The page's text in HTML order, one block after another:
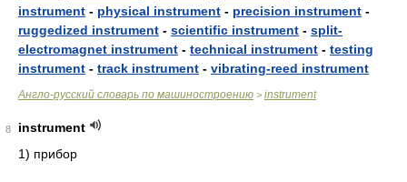
instrument - physical instrument - precision instrument -
ruggedized instrument - scientific instrument - split-
electromagnet instrument - technical instrument - testing
instrument - track instrument - vibrating-reed instrument
Англо-русский словарь по машиностроению > instrument
8
instrument
1) прибор